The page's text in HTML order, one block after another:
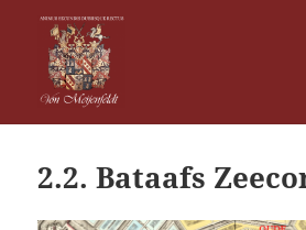
2.2. Bataafs